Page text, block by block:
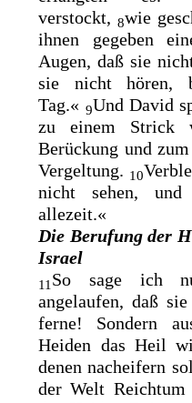
verstockt, 8wie
ihnen gegeben
Augen, daß sie
sie nicht hören,
Tag.« 9Und David
zu einem Strick
Berückung und
Vergeltung. 10
nicht sehen, und
allezeit.«
Die Berufung der
Israel
11 So sage ich
angelaufen, daß
ferne! Sondern
Heiden das Heil
denennacheifern
der Welt